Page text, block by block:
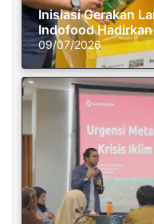
Inisiasi Gerakan
Indofood
Semasa Piknik
09/07/2026